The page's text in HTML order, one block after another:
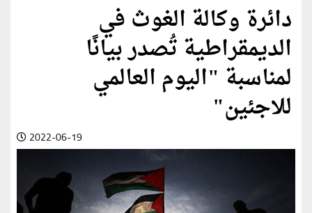
دائرة وكالة الغوث في
الديمقراطية تُصدر بيانًا
لمناسبة "اليوم العالمي
للاجئين"
2022-06-19